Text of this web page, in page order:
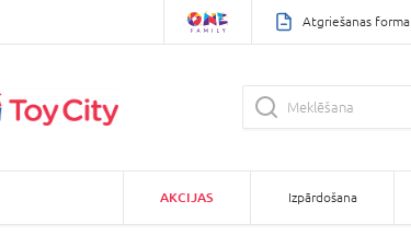
Atgriešanas forma
AKCIJAS Izpārdošana